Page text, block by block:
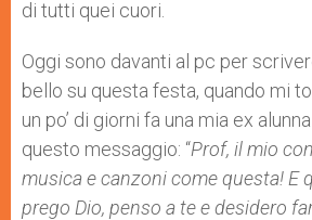
di tutti quei cuori.
Oggi sono davanti al pc per
bello su questa festa, quando mi
un po’ di giorni fa una mia ex
questo messaggio: “Prof, il mio
musica e canzoni come questa! E
prego Dio, penso a te e desidero